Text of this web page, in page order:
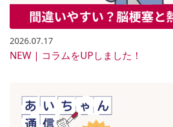
2026.07.17
NEW | コラムをUPしました！